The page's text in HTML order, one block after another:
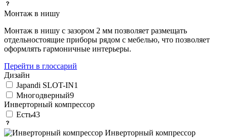
Монтаж в нишу
Монтаж в нишу с зазором 2 мм позволяет размещать
отдельностоящие приборы рядом с мебелью, что позволяет
оформлять гармоничные интерьеры.
Перейти в глоссарий
Дизайн
Japandi SLOT-IN1
Многодверный9
Инверторный компрессор
Есть43
Инверторный компрессор